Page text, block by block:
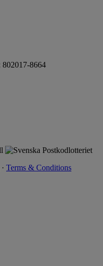
802017-8664
· Terms & Conditions